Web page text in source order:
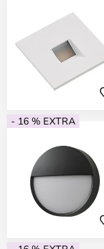
- 16 % EXTRA